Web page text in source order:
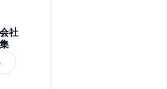
社